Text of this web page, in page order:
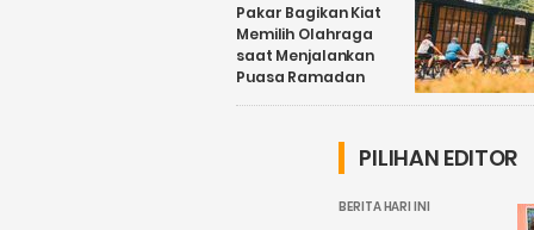
Pakar Bagikan Kiat
Memilih Olahraga
saat Menjalankan
Puasa Ramadan
PILIHAN EDITOR
BERITA HARI INI